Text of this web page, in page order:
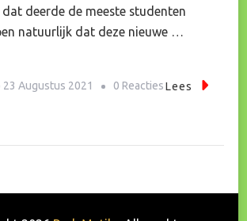
deerde de meeste studenten
natuurlijk dat deze nieuwe …
23 Augustus 2021 0 ReactiesOp
Lees